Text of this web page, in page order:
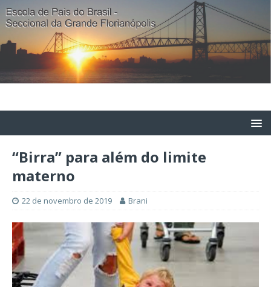
“Birra” para além do limite
materno
22 de novembro de 2019 Brani